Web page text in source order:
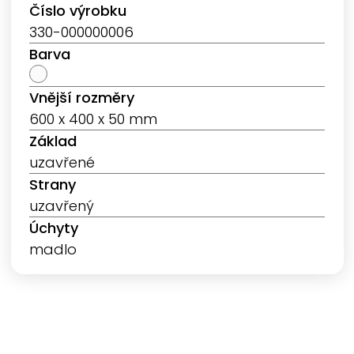
Číslo výrobku
330-000000006
Barva
Vnější rozměry
600 x 400 x 50 mm
Základ
uzavřené
Strany
uzavřený
Úchyty
madlo